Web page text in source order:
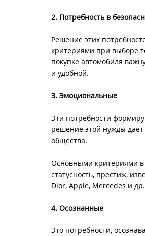
2. Потребность в
Решение этих
критериями при выборе
покупке автомобиля
и удобной.
3. Эмоциональные
Эти потребности
решение этой нужды дает
общества.
Основными критериями в
статусность, престиж,
Dior, Apple, Mercedes и др.
4. Осознанные
Это потребности,